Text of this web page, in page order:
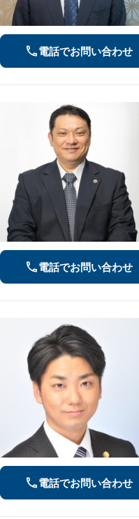
電話でお問い合わせ
電話でお問い合わせ
電話でお問い合わせ